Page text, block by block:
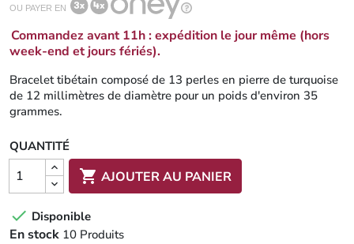
OU PAYER EN
Commandez avant 11h : expédition le jour même (hors
week-end et jours fériés).
Bracelet tibétain composé de 13 perles en pierre de turquoise
de 12 millimètres de diamètre pour un poids d'environ 35
grammes.
QUANTITÉ
 AJOUTER AU PANIER
 Disponible
En stock 10 Produits